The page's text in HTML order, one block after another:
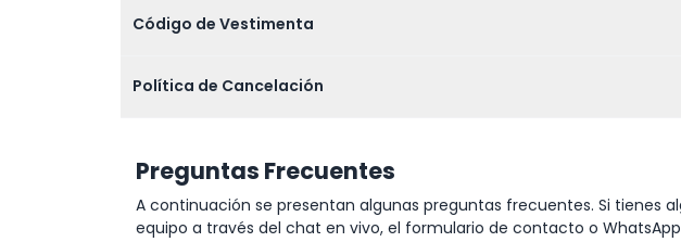
Código de Vestimenta
Política de Cancelación
Preguntas Frecuentes
A continuación se presentan algunas preguntas frecuentes. Si
equipo a través del chat en vivo, el formulario de contacto o